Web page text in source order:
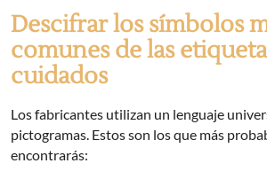
Descifrar los símbolos
comunes de las
cuidados
Los fabricantes utilizan un lenguaje
pictogramas. Estos son los que más
encontrarás: